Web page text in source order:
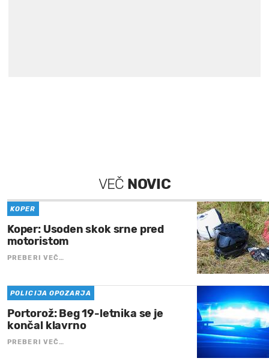
VEČ NOVIC
KOPER
Koper: Usoden skok srne pred
motoristom
PREBERI VEČ…
POLICIJA OPOZARJA
Portorož: Beg 19-letnika se je
končal klavrno
PREBERI VEČ…